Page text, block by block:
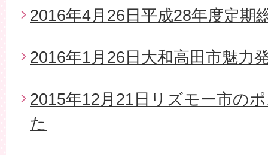
2016年4月26日平成28年度定期
2016年1月26日大和高田市魅力
2015年12月21日リズモー市の
た